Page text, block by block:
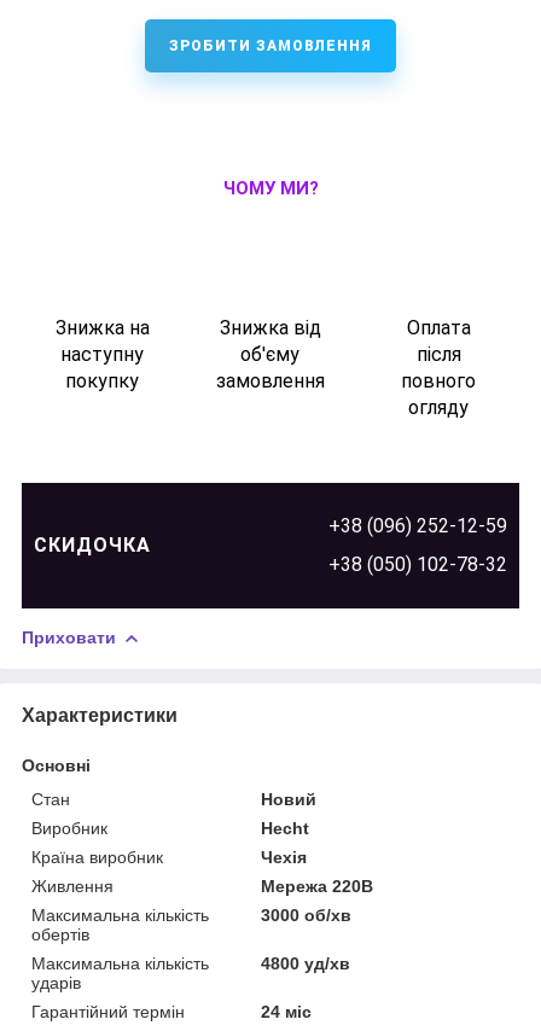
ЗРОБИТИ ЗАМОВЛЕННЯ
ЧОМУ МИ?
Знижка на
наступну
покупку
Знижка від
об'єму
замовлення
Оплата
після
повного
огляду
СКИДОЧКА
+38 (096) 252-12-59
+38 (050) 102-78-32
Приховати
Характеристики
Основні
Стан
Новий
Виробник
Hecht
Країна виробник
Чехія
Живлення
Мережа 220В
Максимальна кількість
обертів
3000 об/хв
Максимальна кількість
ударів
4800 уд/хв
Гарантійний термін
24 міс